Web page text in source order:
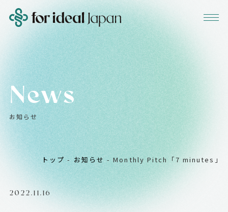
News
お知らせ
トップ-お知らせ-Monthly Pitch「7 minutes」
2022.11.16